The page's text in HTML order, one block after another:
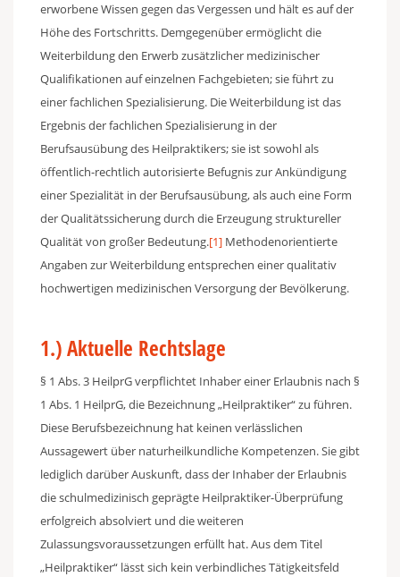
erworbene Wissen gegen das Vergessen und hält es auf der
Höhe des Fortschritts. Demgegenüber ermöglicht die
Weiterbildung den Erwerb zusätzlicher medizinischer
Qualifikationen auf einzelnen Fachgebieten; sie führt zu
einer fachlichen Spezialisierung. Die Weiterbildung ist das
Ergebnis der fachlichen Spezialisierung in der
Berufsausübung des Heilpraktikers; sie ist sowohl als
öffentlich-rechtlich autorisierte Befugnis zur Ankündigung
einer Spezialität in der Berufsausübung, als auch eine Form
der Qualitätssicherung durch die Erzeugung struktureller
Qualität von großer Bedeutung.[1] Methodenorientierte
Angaben zur Weiterbildung entsprechen einer qualitativ
hochwertigen medizinischen Versorgung der Bevölkerung.
1.) Aktuelle Rechtslage
§ 1 Abs. 3 HeilprG verpflichtet Inhaber einer Erlaubnis nach §
1 Abs. 1 HeilprG, die Bezeichnung „Heilpraktiker“ zu führen.
Diese Berufsbezeichnung hat keinen verlässlichen
Aussagewert über naturheilkundliche Kompetenzen. Sie gibt
lediglich darüber Auskunft, dass der Inhaber der Erlaubnis
die schulmedizinisch geprägte Heilpraktiker-Überprüfung
erfolgreich absolviert und die weiteren
Zulassungsvoraussetzungen erfüllt hat. Aus dem Titel
„Heilpraktiker“ lässt sich kein verbindliches Tätigkeitsfeld